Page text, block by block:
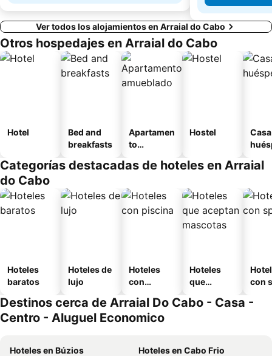
Ver todos los alojamientos en Arraial do Cabo
Otros hospedajes en Arraial do Cabo
Hotel
Bed and
breakfasts
Apartamen
to
o
Hostel
Categorías destacadas de hoteles en Arraial
do Cabo
Hoteles
baratos
Hoteles de
lujo
Hoteles
con
Hoteles
que
mascotas
con
Destinos cerca de Arraial Do Cabo - Casa -
Centro - Aluguel Economico
Hoteles en Búzios
Hoteles en Cabo Frio